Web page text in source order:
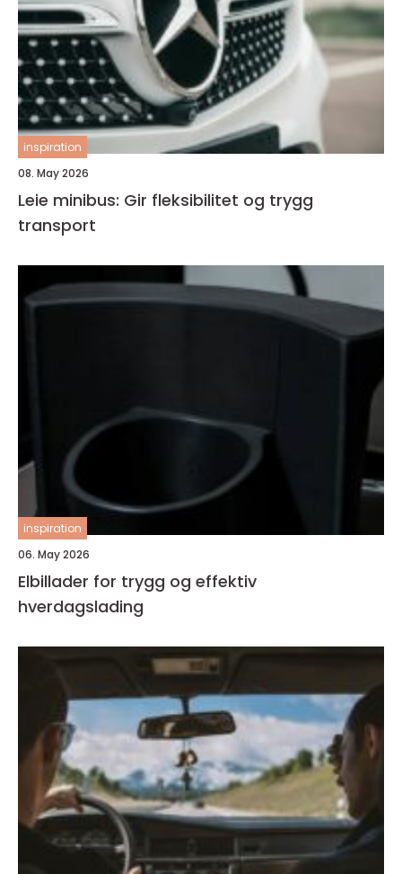
inspiration
08. May 2026
Leie minibus: Gir fleksibilitet og trygg
transport
inspiration
06. May 2026
Elbillader for trygg og effektiv
hverdagslading